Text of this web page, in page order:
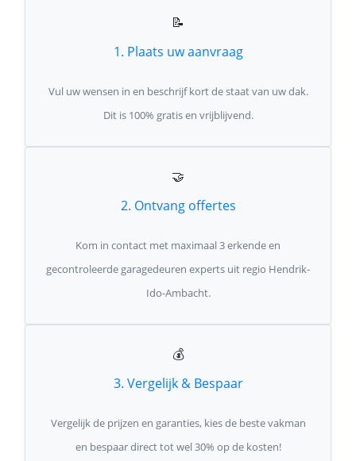
📝
1. Plaats uw aanvraag
Vul uw wensen in en beschrijf kort de staat van uw dak.
Dit is 100% gratis en vrijblijvend.
🤝
2. Ontvang offertes
Kom in contact met maximaal 3 erkende en
gecontroleerde garagedeuren experts uit regio Hendrik-
Ido-Ambacht.
💰
3. Vergelijk & Bespaar
Vergelijk de prijzen en garanties, kies de beste vakman
en bespaar direct tot wel 30% op de kosten!